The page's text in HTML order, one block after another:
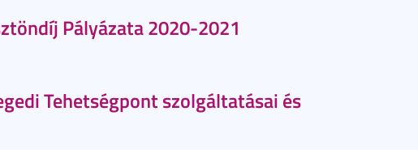
Pályázata 2020-2021
Tehetségpont szolgáltatásai és